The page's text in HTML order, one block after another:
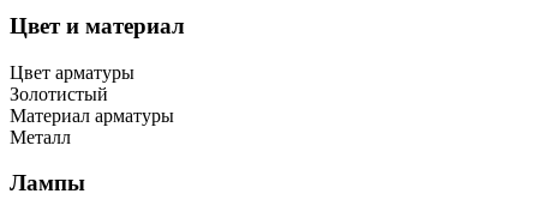
Цвет и материал
Цвет арматуры
Золотистый
Материал арматуры
Металл
Лампы